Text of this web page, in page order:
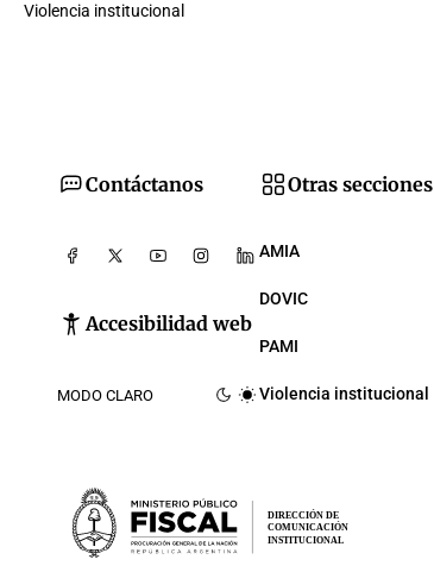
Violencia institucional
Contáctanos
Accesibilidad web
MODO CLARO
Otras secciones
AMIA
DOVIC
PAMI
Violencia institucional
DIRECCIÓN DE
COMUNICACIÓN
INSTITUCIONAL